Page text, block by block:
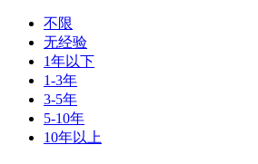
不限
无经验
1年以下
1-3年
3-5年
5-10年
10年以上